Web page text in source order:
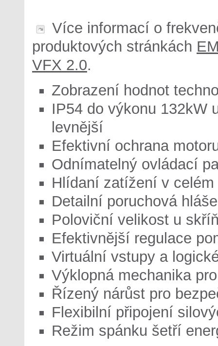
Více informací o
produktových stránkách
VFX 2.0.
Zobrazení hodnot
IP54 do výkonu 132kW
levnější
Efektivní ochrana
Odnímatelný ovládací
Hlídaní zatížení v
Detailní poruchová
Poloviční velikost u
Efektivnější regulace
Virtuální vstupy a
Výklopná mechanika
Řízený nárůst pro
Flexibilní připojení
Režim spánku šetří